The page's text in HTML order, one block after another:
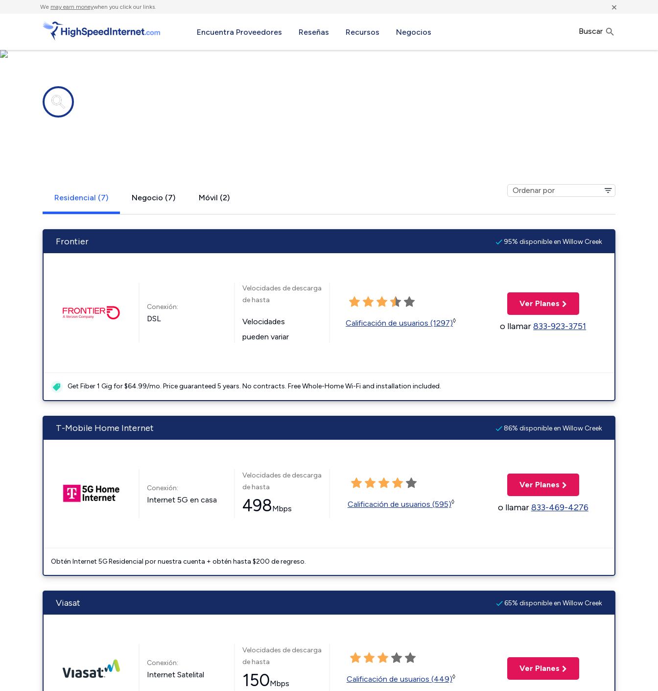
We may earn moneywhen you click our links. ×
Encuentra Proveedores Reseñas Recursos Negocios Buscar
Residencial (7) Negocio (7) Móvil (2)
Frontier 95% disponible en Willow Creek
Conexión:
DSL
Velocidades de descarga
de hasta
Velocidades
pueden variar
Calificación de usuarios (1297)◊
Ver Planes
o llamar833-923-3751
Get Fiber 1 Gig for $64.99/mo. Price guaranteed 5 years. No contracts. Free Whole-Home Wi-Fi and installation included.
T-Mobile Home Internet 86% disponible en Willow Creek
Conexión:
Internet 5G en casa
Velocidades de descarga
de hasta
498Mbps Calificación de usuarios (595)◊
Ver Planes
o llamar833-469-4276
Obtén Internet 5G Residencial por nuestra cuenta + obtén hasta $200 de regreso.
Viasat 65% disponible en Willow Creek
Conexión:
Internet Satelital
Velocidades de descarga
de hasta
150Mbps Calificación de usuarios (449)◊
Ver Planes